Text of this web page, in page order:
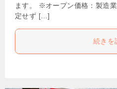
ます。 ※オープン価格：製造
定せず […]
続きを